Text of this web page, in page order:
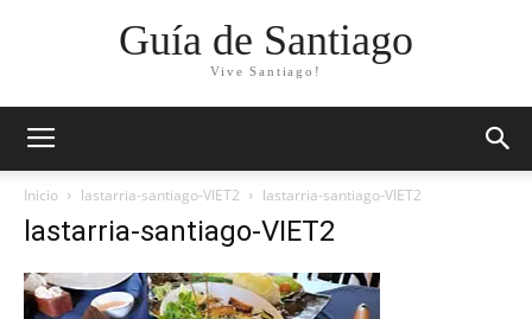
Guía de Santiago
Vive Santiago!
Inicio lastarria-santiago-VIET2 lastarria-santiago-VIET2
lastarria-santiago-VIET2